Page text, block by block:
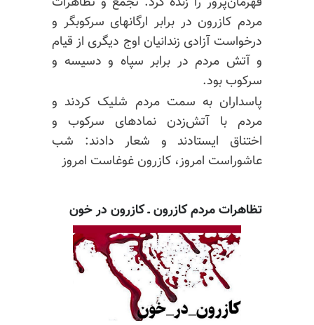
مردم کازرون در برابر ارگانهای سرکوبگر و
درخواست آزادی زندانیان اوج دیگری از قیام
و آتش مردم در برابر سپاه و دسیسه و
سرکوب بود.
پاسداران به سمت مردم شلیک کردند و
مردم با آتش‌زدن نمادهای سرکوب و
اختناق ایستادند و شعار دادند:‌ شب
عاشوراست امروز، کازرون غوغاست امروز
تظاهرات مردم کازرون ـ کازرون در خون